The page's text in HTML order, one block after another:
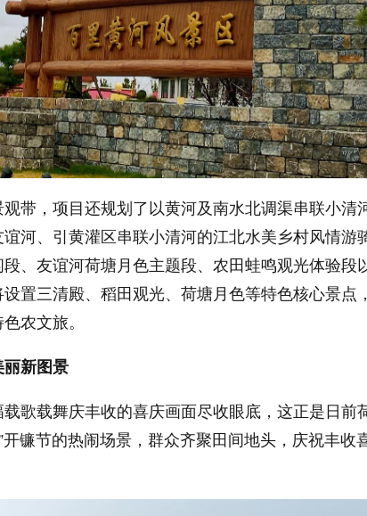
带，项目还规划了以黄河及南水北调渠串联小清
河、引黄灌区串联小清河的江北水美乡村风情游
、友谊河荷塘月色主题段、农田蛙鸣观光体验段
置三清殿、稻田观光、荷塘月色等特色核心景点
农文旅。
丽新图景
歌载舞庆丰收的喜庆画面尽收眼底，这正是日前
开镰节的热闹场景，群众齐聚田间地头，庆祝丰收